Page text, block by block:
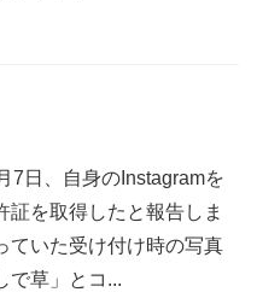
7日、自身のInstagramを
証を取得したと報告しま
ていた受け付け時の写真
で草」とコ...